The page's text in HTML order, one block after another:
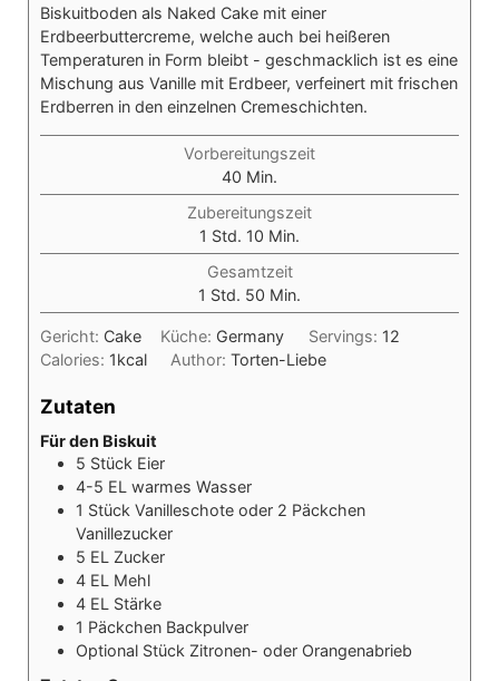
Biskuitboden als Naked Cake mit einer
Erdbeerbuttercreme, welche auch bei heißeren
Temperaturen in Form bleibt - geschmacklich ist es eine
Mischung aus Vanille mit Erdbeer, verfeinert mit frischen
Erdberren in den einzelnen Cremeschichten.
Vorbereitungszeit
40 Minuten
Min.
Zubereitungszeit
1 Stunde
Std. 10 Minuten
Min.
Gesamtzeit
1 Stunde
Std. 50 Minuten
Min.
Gericht: Cake Küche: Germany Servings: 12
Calories: 1kcal Author:Torten-Liebe
Zutaten
Für den Biskuit
5 Stück Eier
4-5 EL warmes Wasser
1 Stück Vanilleschote oder 2 Päckchen
Vanillezucker
5 EL Zucker
4 EL Mehl
4 EL Stärke
1 Päckchen Backpulver
Optional Stück Zitronen- oder Orangenabrieb